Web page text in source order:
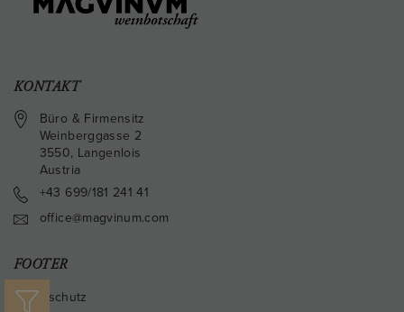
KONTAKT
Büro & Firmensitz
Weinberggasse 2
3550, Langenlois
Austria
+43 699/181 241 41
office@magvinum.com
FOOTER
Datenschutz